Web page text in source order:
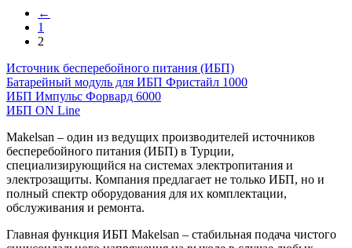
←
1
2
Источник бесперебойного питания (ИБП)
Батарейный модуль для ИБП Фристайл 1000
ИБП Импульс Форвард 6000
ИБП ON Line
Makelsan – один из ведущих производителей источников
бесперебойного питания (ИБП) в Турции,
специализирующийся на системах электропитания и
электрозащиты. Компания предлагает не только ИБП, но и
полный спектр оборудования для их комплектации,
обслуживания и ремонта.
Главная функция ИБП Makelsan – стабильная подача чистого